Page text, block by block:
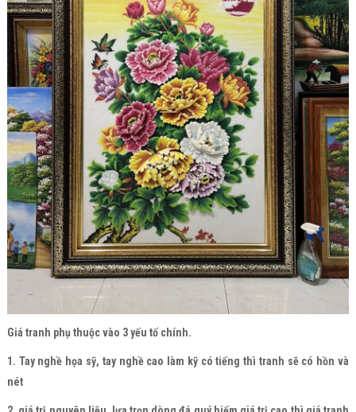
Giá tranh phụ thuộc vào 3 yếu tố chính.
1. Tay nghề họa sỹ, tay nghề cao làm kỹ có tiếng thì tranh sẽ có hồn và
nét